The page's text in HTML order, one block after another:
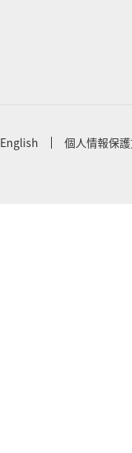
English 個人情報保